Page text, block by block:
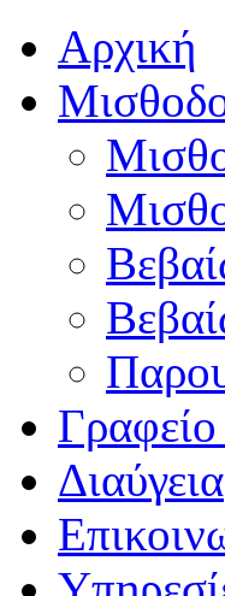
Αρχική
Διαύγεια